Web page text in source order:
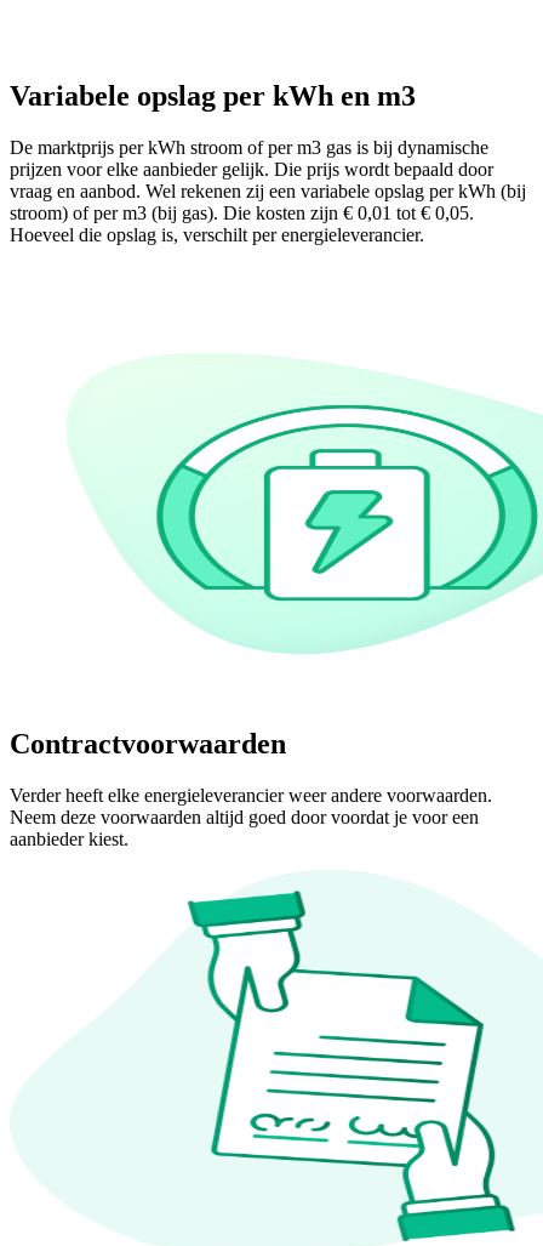
Variabele opslag per kWh en m3
De marktprijs per kWh stroom of per m3 gas is bij dynamische
prijzen voor elke aanbieder gelijk. Die prijs wordt bepaald door
vraag en aanbod. Wel rekenen zij een variabele opslag per kWh (bij
stroom) of per m3 (bij gas). Die kosten zijn € 0,01 tot € 0,05.
Hoeveel die opslag is, verschilt per energieleverancier.
Contractvoorwaarden
Verder heeft elke energieleverancier weer andere voorwaarden.
Neem deze voorwaarden altijd goed door voordat je voor een
aanbieder kiest.